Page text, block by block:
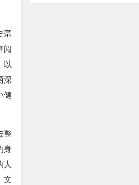
毫
阅
以
深
健
整
身
人
文